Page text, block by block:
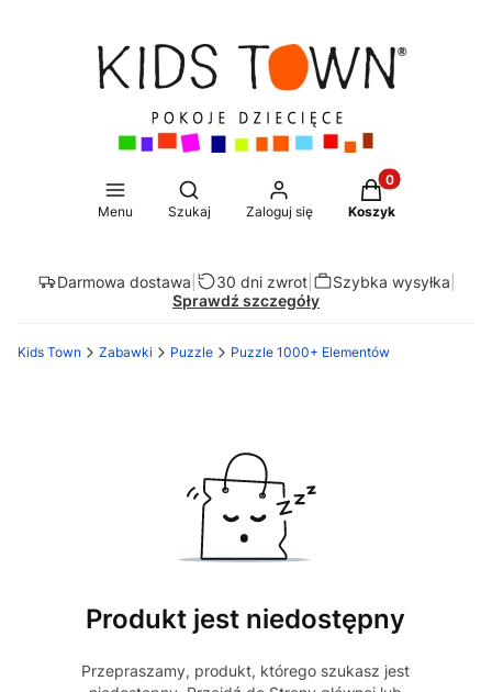
Menu
Otwórz wyszukiwarkę
Szukaj Zaloguj się
Produkty w
Koszyk
Darmowa dostawa 30 dni zwrot| Szybka wysyłka
Sprawdź szczegóły
Kids Town Zabawki Puzzle Puzzle 1000+ Elementów
Produkt jest niedostępny
Przepraszamy, produkt, którego szukasz jest